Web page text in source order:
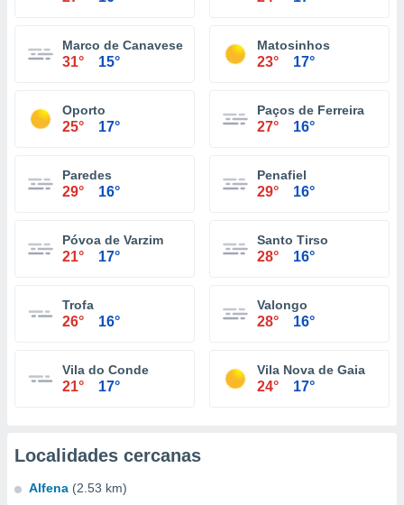
Marco de Canaveses
31° 15°
Matosinhos
23° 17°
Oporto
25° 17°
Paços de Ferreira
27° 16°
Paredes
29° 16°
Penafiel
29° 16°
Póvoa de Varzim
21° 17°
Santo Tirso
28° 16°
Trofa
26° 16°
Valongo
28° 16°
Vila do Conde
21° 17°
Vila Nova de Gaia
24° 17°
Localidades cercanas
Alfena (2.53 km)